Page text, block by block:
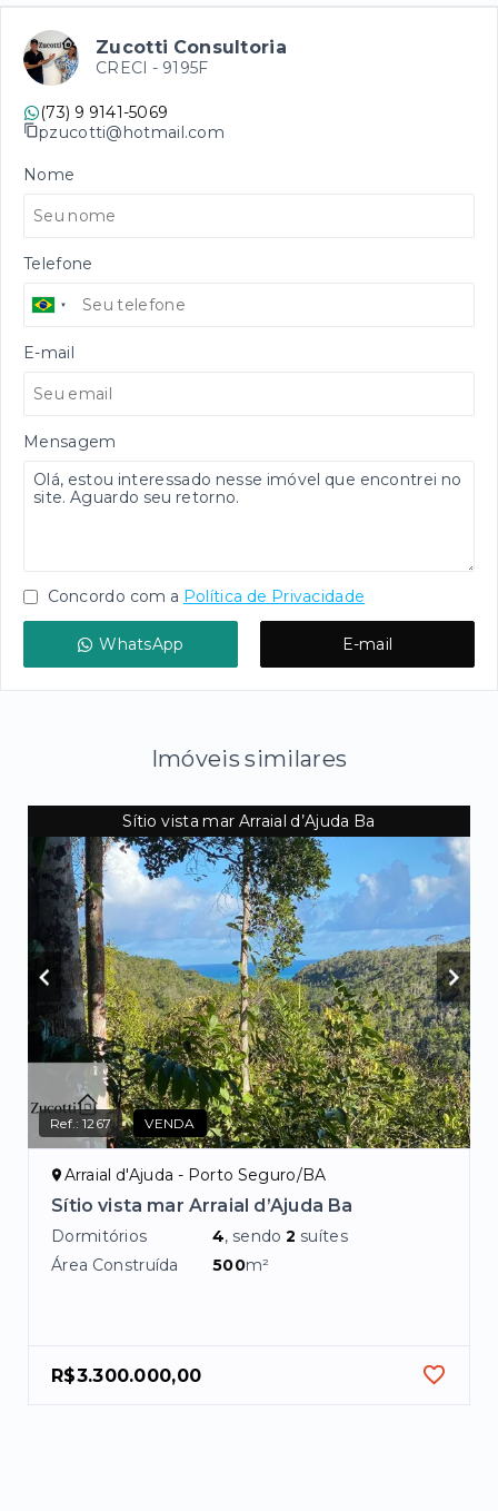
Zucotti Consultoria
CRECI - 9195F
(73) 9 9141-5069
pzucotti@hotmail.com
Nome
Telefone
E-mail
Mensagem
Concordo com a Política de Privacidade
WhatsApp E-mail
Imóveis similares
Sítio vista mar Arraial d’Ajuda Ba
Ref.:1267 VENDA
Arraial d'Ajuda - Porto Seguro/BA
Sítio vista mar Arraial d’Ajuda Ba
Dormitórios 4, sendo2 suítes
Área Construída
500m²
R$3.300.000,00